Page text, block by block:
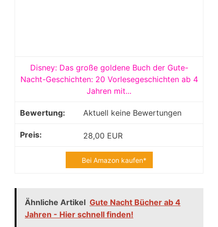
Disney: Das große goldene Buch der Gute-
Nacht-Geschichten: 20 Vorlesegeschichten ab 4
Jahren mit...
Aktuell keine Bewertungen
28,00 EUR
Bei Amazon kaufen*
Ähnliche Artikel Gute Nacht Bücher ab 4
Jahren - Hier schnell finden!